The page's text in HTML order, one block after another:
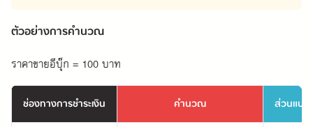
ตัวอย่างการคำนวณ
ราคาขายอีบุ๊ก = 100 บาท
ช่องทางการชำระเงิน คำนวณ ส่วนแบ่ง